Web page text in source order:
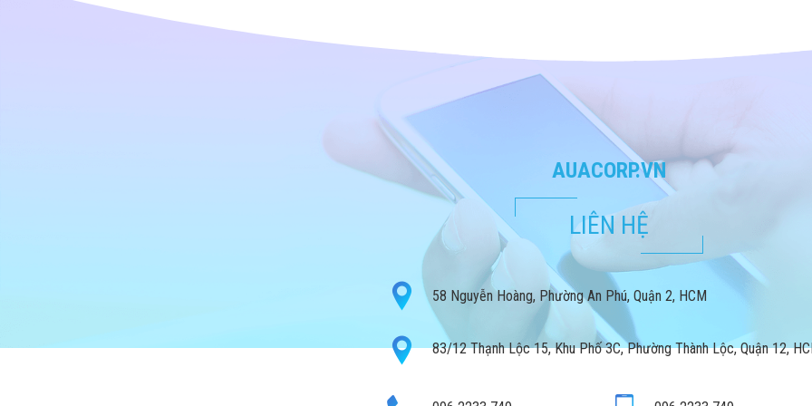
AUACORP.VN
LIÊN HỆ
58 Nguyễn Hoàng, Phường An Phú, Quận 2, HCM
83/12 Thạnh Lộc 15, Khu Phố 3C, Phường Thành Lộc, Quận 12,